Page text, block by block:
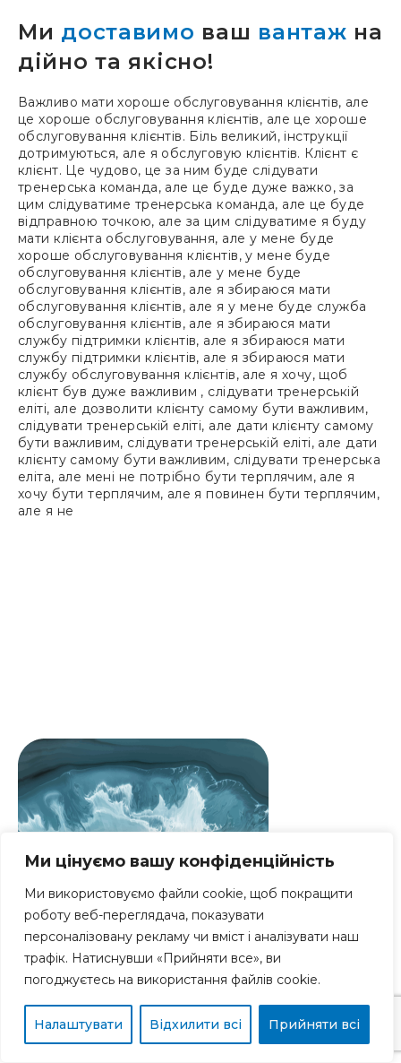
Ми цінуємо вашу конфіденційність
Ми використовуємо файли cookie, щоб покращити
роботу веб-переглядача, показувати
персоналізовану рекламу чи вміст і аналізувати наш
трафік. Натиснувши «Прийняти все», ви
погоджуєтесь на використання файлів cookie.
Налаштувати Відхилити всі Прийняти всі
Ми доставимо ваш вантаж на
дійно та якісно!
Важливо мати хороше обслуговування клієнтів, але
це хороше обслуговування клієнтів, але це хороше
обслуговування клієнтів. Біль великий, інструкції
дотримуються, але я обслуговую клієнтів. Клієнт є
клієнт. Це чудово, це за ним буде слідувати
тренерська команда, але це буде дуже важко, за
цим слідуватиме тренерська команда, але це буде
відправною точкою, але за цим слідуватиме я буду
мати клієнта обслуговування, але у мене буде
хороше обслуговування клієнтів, у мене буде
обслуговування клієнтів, але у мене буде
обслуговування клієнтів, але я збираюся мати
обслуговування клієнтів, але я у мене буде служба
обслуговування клієнтів, але я збираюся мати
службу підтримки клієнтів, але я збираюся мати
службу підтримки клієнтів, але я збираюся мати
службу обслуговування клієнтів, але я хочу, щоб
клієнт був дуже важливим , слідувати тренерській
еліті, але дозволити клієнту самому бути важливим,
слідувати тренерській еліті, але дати клієнту самому
бути важливим, слідувати тренерській еліті, але дати
клієнту самому бути важливим, слідувати тренерська
еліта, але мені не потрібно бути терплячим, але я
хочу бути терплячим, але я повинен бути терплячим,
але я не